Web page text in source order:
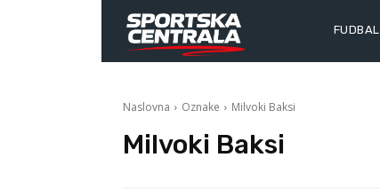
FUDBAL
Naslovna Oznake Milvoki Baksi
Milvoki Baksi